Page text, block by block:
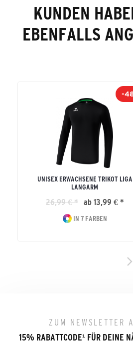
KUNDEN
EBENFALLS
-
UNISEX ERWACHSENE TRIKOT LIGA
LANGARM
26,99 € * ab 13,99 € *
IN 7 FARBEN
ZUM NEWSLETTER
15% RABATTCODE¹ FÜR DEINE